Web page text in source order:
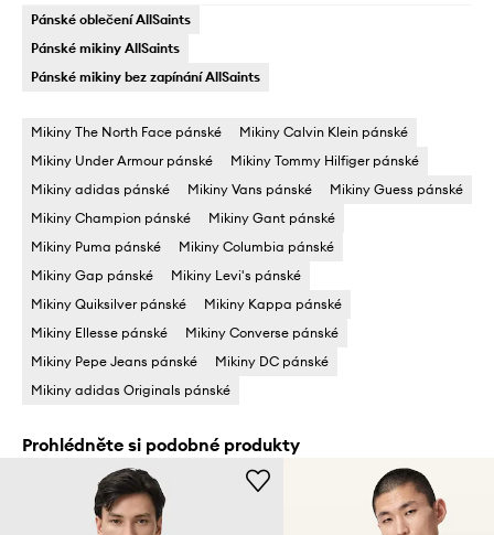
Pánské oblečení AllSaints
Pánské mikiny AllSaints
Pánské mikiny bez zapínání AllSaints
Mikiny The North Face pánské
Mikiny Calvin Klein pánské
Mikiny Under Armour pánské
Mikiny Tommy Hilfiger pánské
Mikiny adidas pánské
Mikiny Vans pánské
Mikiny Guess pánské
Mikiny Champion pánské
Mikiny Gant pánské
Mikiny Puma pánské
Mikiny Columbia pánské
Mikiny Gap pánské
Mikiny Levi's pánské
Mikiny Quiksilver pánské
Mikiny Kappa pánské
Mikiny Ellesse pánské
Mikiny Converse pánské
Mikiny Pepe Jeans pánské
Mikiny DC pánské
Mikiny adidas Originals pánské
Prohlédněte si podobné produkty